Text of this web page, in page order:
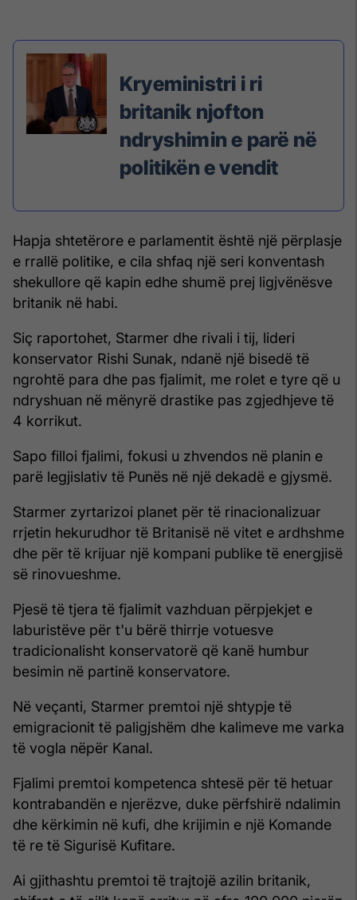
Kryeministri i ri
britanik njofton
ndryshimin e parë në
politikën e vendit
Hapja shtetërore e parlamentit është një përplasje
e rrallë politike, e cila shfaq një seri konventash
shekullore që kapin edhe shumë prej ligjvënësve
britanik në habi.
Siç raportohet, Starmer dhe rivali i tij, lideri
konservator Rishi Sunak, ndanë një bisedë të
ngrohtë para dhe pas fjalimit, me rolet e tyre që u
ndryshuan në mënyrë drastike pas zgjedhjeve të
4 korrikut.
Sapo filloi fjalimi, fokusi u zhvendos në planin e
parë legjislativ të Punës në një dekadë e gjysmë.
Starmer zyrtarizoi planet për të rinacionalizuar
rrjetin hekurudhor të Britanisë në vitet e ardhshme
dhe për të krijuar një kompani publike të energjisë
së rinovueshme.
Pjesë të tjera të fjalimit vazhduan përpjekjet e
laburistëve për t'u bërë thirrje votuesve
tradicionalisht konservatorë që kanë humbur
besimin në partinë konservatore.
Në veçanti, Starmer premtoi një shtypje të
emigracionit të paligjshëm dhe kalimeve me varka
të vogla nëpër Kanal.
Fjalimi premtoi kompetenca shtesë për të hetuar
kontrabandën e njerëzve, duke përfshirë ndalimin
dhe kërkimin në kufi, dhe krijimin e një Komande
të re të Sigurisë Kufitare.
Ai gjithashtu premtoi të trajtojë azilin britanik,